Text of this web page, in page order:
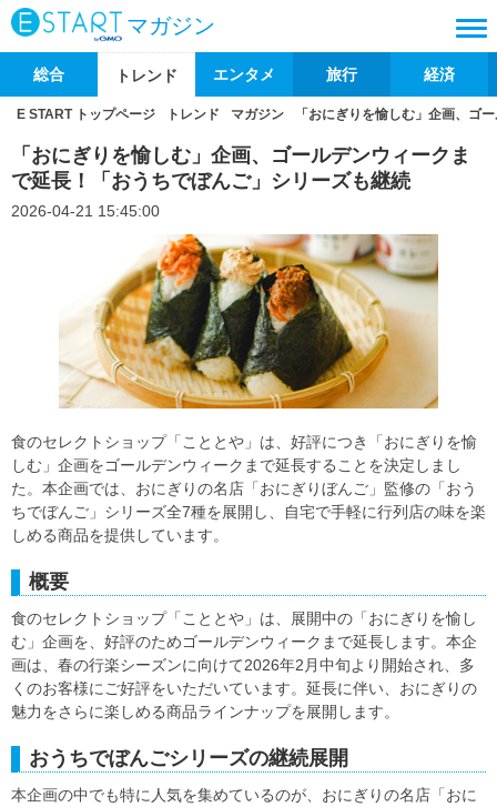
マガジン
総合 トレンド エンタメ 旅行 経済
E START トップページ トレンド マガジン 「おにぎりを愉しむ」企画、ゴ
「おにぎりを愉しむ」企画、ゴールデンウィークま
で延長！「おうちでぼんご」シリーズも継続
2026-04-21 15:45:00
食のセレクトショップ「こととや」は、好評につき「おにぎりを愉
しむ」企画をゴールデンウィークまで延長することを決定しまし
た。本企画では、おにぎりの名店「おにぎりぼんご」監修の「おう
ちでぼんご」シリーズ全7種を展開し、自宅で手軽に行列店の味を楽
しめる商品を提供しています。
概要
食のセレクトショップ「こととや」は、展開中の「おにぎりを愉し
む」企画を、好評のためゴールデンウィークまで延長します。本企
画は、春の行楽シーズンに向けて2026年2月中旬より開始され、多
くのお客様にご好評をいただいています。延長に伴い、おにぎりの
魅力をさらに楽しめる商品ラインナップを展開します。
おうちでぼんごシリーズの継続展開
本企画の中でも特に人気を集めているのが、おにぎりの名店「おに